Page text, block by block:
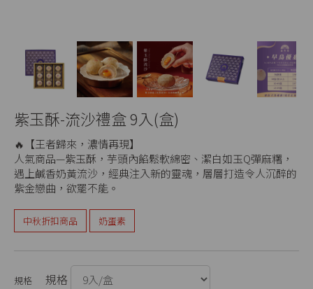
紫玉酥-流沙禮盒 9入(盒)
🔥【王者歸來，濃情再現】
人氣商品—紫玉酥，芋頭內餡鬆軟綿密、潔白如玉Q彈麻糬，
遇上鹹香奶黃流沙，經典注入新的靈魂，層層打造令人沉醉的
紫金戀曲，欲罷不能。
中秋折扣商品 奶蛋素
規格